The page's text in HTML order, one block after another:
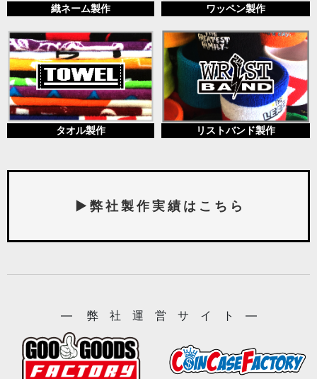
織ネーム製作 ワッペン製作
タオル製作 リストバンド製作
▶ 弊 社 製 作 実 績 は こ ち ら
― 弊 社 運 営 サ イ ト ―